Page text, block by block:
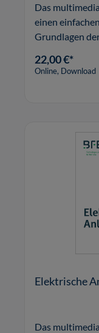
Das
einen
Grundlagen
22,00 €*
Online, Download
Elektrische
Das